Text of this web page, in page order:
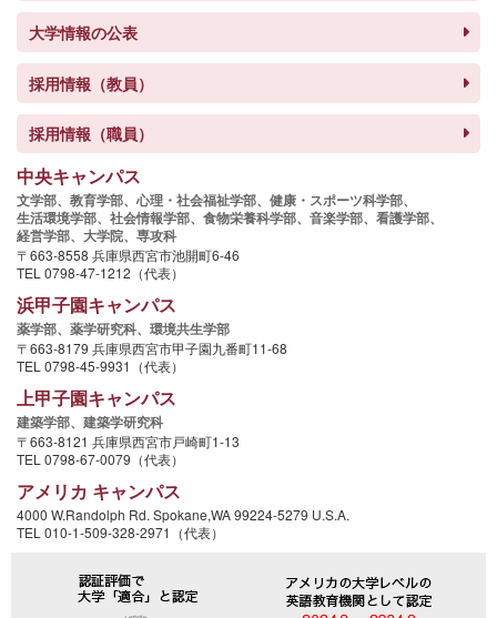
大学情報の公表
採用情報（教員）
採用情報（職員）
中央キャンパス
文学部、 教育学部、 心理・社会福祉学部、 健康・スポーツ科学部、
生活環境学部、 社会情報学部、 食物栄養科学部、 音楽学部、 看護学部、
経営学部、 大学院、 専攻科
〒663-8558 兵庫県西宮市池開町6-46
TEL 0798-47-1212（代表）
浜甲子園キャンパス
薬学部、 薬学研究科、 環境共生学部
〒663-8179 兵庫県西宮市甲子園九番町11-68
TEL 0798-45-9931（代表）
上甲子園キャンパス
建築学部、 建築学研究科
〒663-8121 兵庫県西宮市戸崎町1-13
TEL 0798-67-0079（代表）
アメリカ キャンパス
4000 W.Randolph Rd. Spokane,WA 99224-5279 U.S.A.
TEL 010-1-509-328-2971（代表）